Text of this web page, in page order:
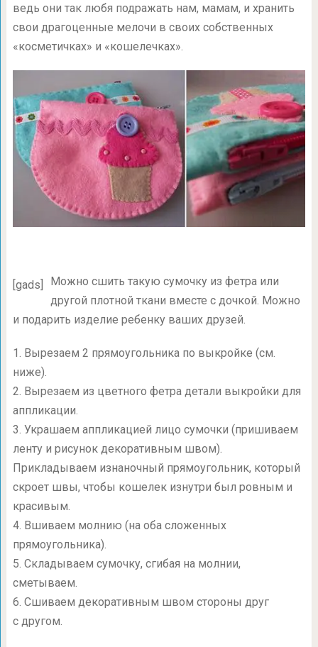
ведь они так любя подражать нам, мамам, и хранить
свои драгоценные мелочи в своих собственных
«косметичках» и «кошелечках».
[gads]
Можно сшить такую сумочку из фетра или
другой плотной ткани вместе с дочкой. Можно
и подарить изделие ребенку ваших друзей.
1. Вырезаем 2 прямоугольника по выкройке (см.
ниже).
2. Вырезаем из цветного фетра детали выкройки для
аппликации.
3. Украшаем аппликацией лицо сумочки (пришиваем
ленту и рисунок декоративным швом).
Прикладываем изнаночный прямоугольник, который
скроет швы, чтобы кошелек изнутри был ровным и
красивым.
4. Вшиваем молнию (на оба сложенных
прямоугольника).
5. Складываем сумочку, сгибая на молнии,
сметываем.
6. Сшиваем декоративным швом стороны друг
с другом.